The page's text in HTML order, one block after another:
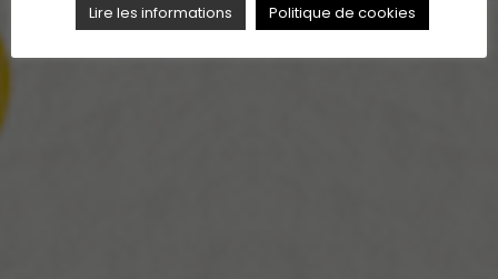
Lire les informations
Politique de cookies